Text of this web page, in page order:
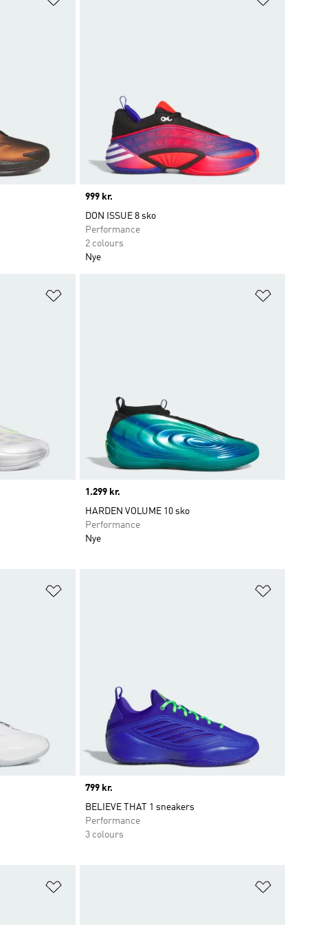
Price
999 kr.
DON ISSUE 8 sko
Performance
2 colours
Nye
Price
1.299 kr.
HARDEN VOLUME 10 sko
Performance
Nye
Price
799 kr.
BELIEVE THAT 1 sneakers
Performance
3 colours